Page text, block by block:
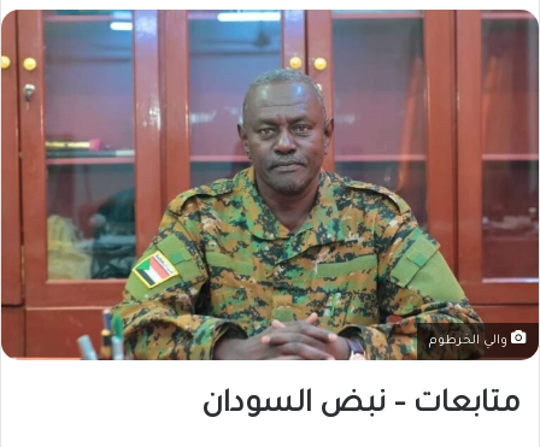
والي الخرطوم
متابعات – نبض السودان